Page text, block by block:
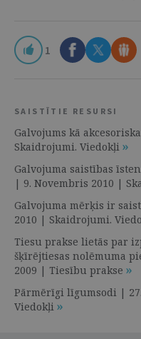
1
SAISTĪTIE RESURSI
Galvojums kā
Skaidrojumi. Viedokļi
Galvojuma saistības
| 9. Novembris 2010 |
Galvojuma mērķis ir
2010 | Skaidrojumi.
Tiesu prakse lietās par
šķīrējtiesas nolēmuma
2009 | Tiesību prakse
Pārmērīgi līgumsodi |
Viedokļi